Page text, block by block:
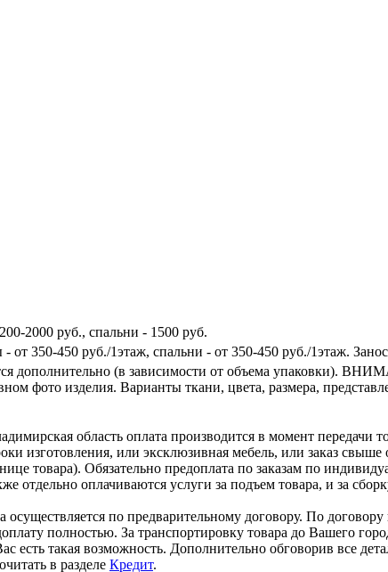
2000 руб., спальни - 1500 руб.
350-450 руб./1этаж, спальни - от 350-450 руб./1этаж.
дополнительно (в зависимости от объема упаковки).
фото изделия. Варианты ткани, цвета, размера,
область оплата производится в момент передачи
изготовления, или эксклюзивная мебель, или заказ
товара). Обязательно предоплата по заказам по
отдельно оплачиваются услуги за подъем товара, и за
по предварительному договору. По договору
полностью. За транспортировку товара до Вашего
такая возможность. Дополнительно обговорив все
в разделе Кредит.